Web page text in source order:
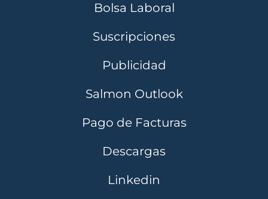
Bolsa Laboral
Suscripciones
Publicidad
Salmon Outlook
Pago de Facturas
Descargas
Linkedin